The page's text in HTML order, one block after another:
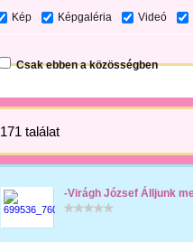
Kép Képgaléria Videó
Csak ebben a közösségben
171 találat
-Virágh József Álljunk